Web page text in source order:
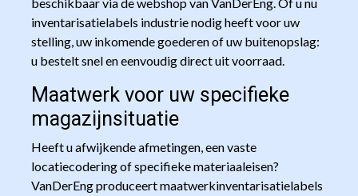
inventarisatielabels industrie nodig heeft voor uw
stelling, uw inkomende goederen of uw buitenopslag:
u bestelt snel en eenvoudig direct uit voorraad.
Maatwerk voor uw specifieke
magazijnsituatie
Heeft u afwijkende afmetingen, een vaste
locatiecodering of specifieke materiaaleisen?
VanDerEng produceert maatwerkinventarisatielabels